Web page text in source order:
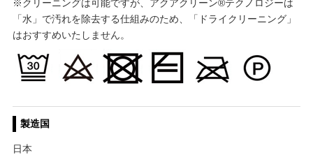
※クリーニングは可能ですが、アクアクリーン®テクノロジーは
「水」で汚れを除去する仕組みのため、「ドライクリーニング」
はおすすめいたしません。
製造国
日本